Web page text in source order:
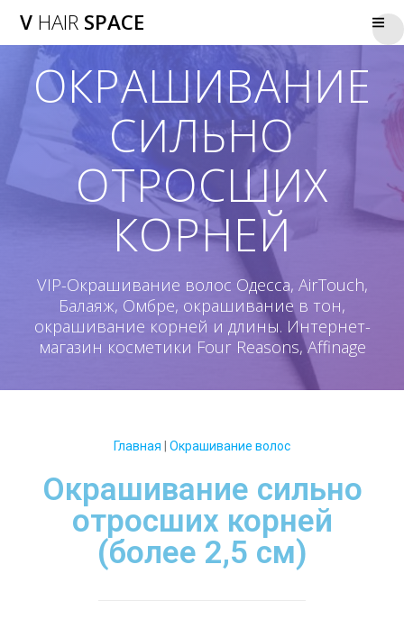
V HAIR SPACE
ОКРАШИВАНИЕ
СИЛЬНО
ОТРОСШИХ
КОРНЕЙ
VIP-Окрашивание волос Одесса, AirTouch,
Балаяж, Омбре, окрашивание в тон,
окрашивание корней и длины. Интернет-
магазин косметики Four Reasons, Affinage
Главная Окрашивание волос
Окрашивание сильно
отросших корней
(более 2,5 см)